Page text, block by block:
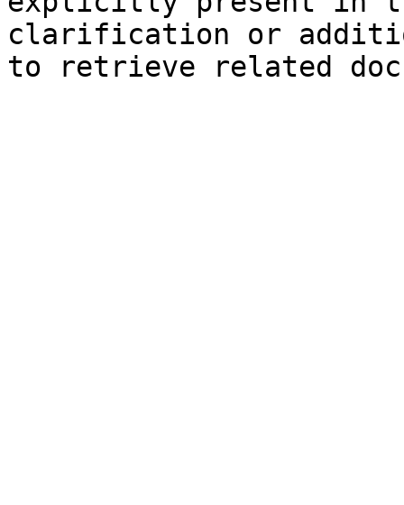
clarification or